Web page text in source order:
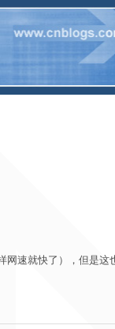
速就快了），但是这